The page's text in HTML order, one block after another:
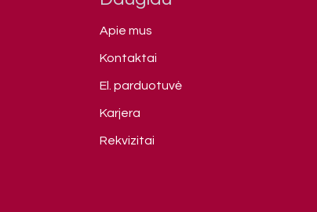
Apie mus
Kontaktai
El. parduotuvė
Karjera
Rekvizitai